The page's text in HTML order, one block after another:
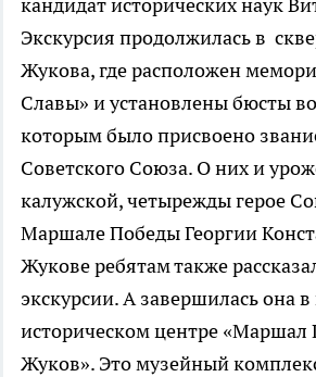
Экскурсия продолжилась в
Жукова, где расположен
Славы» и установлены бюсты
которым было присвоено
Советского Союза. О них и
калужской, четырежды герое
Маршале Победы Георгии
Жукове ребятам также
экскурсии. А завершилась она
историческом центре «Маршал
Жуков». Это музейный